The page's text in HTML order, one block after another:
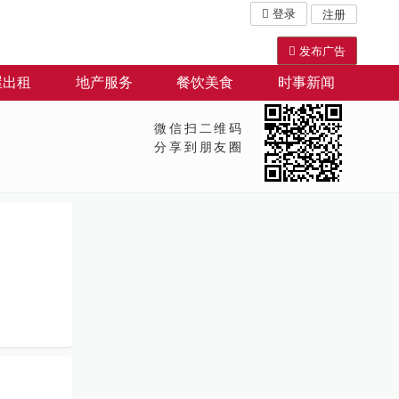
登录 注册
发布广告
租 地产服务 餐饮美食 时事新闻
微信扫二维码
分享到朋友圈